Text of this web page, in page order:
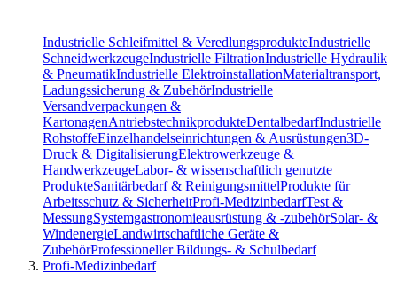
Industrielle Schleifmittel & VeredlungsprodukteIndustrielle
SchneidwerkzeugeIndustrielle FiltrationIndustrielle Hydraulik
& PneumatikIndustrielle ElektroinstallationMaterialtransport,
Ladungssicherung & ZubehörIndustrielle
Versandverpackungen &
KartonagenAntriebstechnikprodukteDentalbedarfIndustrielle
RohstoffeEinzelhandelseinrichtungen & Ausrüstungen3D-
Druck & DigitalisierungElektrowerkzeuge &
HandwerkzeugeLabor- & wissenschaftlich genutzte
ProdukteSanitärbedarf & ReinigungsmittelProdukte für
Arbeitsschutz & SicherheitProfi-MedizinbedarfTest &
MessungSystemgastronomieausrüstung & -zubehörSolar- &
WindenergieLandwirtschaftliche Geräte &
ZubehörProfessioneller Bildungs- & Schulbedarf
Profi-Medizinbedarf